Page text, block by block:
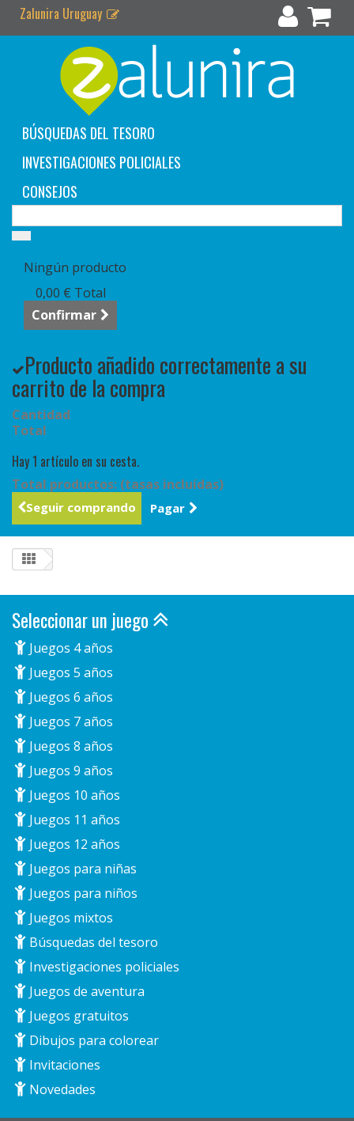
Zalunira Uruguay
BÚSQUEDAS DEL TESORO
INVESTIGACIONES POLICIALES
CONSEJOS
Ningún producto
0,00 € Total
Confirmar
Producto añadido correctamente a su
carrito de la compra
Cantidad
Total
Hay 1 artículo en su cesta.
Total productos: (tasas incluídas)
Seguir comprando Pagar
Seleccionar un juego
Juegos 4 años
Juegos 5 años
Juegos 6 años
Juegos 7 años
Juegos 8 años
Juegos 9 años
Juegos 10 años
Juegos 11 años
Juegos 12 años
Juegos para niñas
Juegos para niños
Juegos mixtos
Búsquedas del tesoro
Investigaciones policiales
Juegos de aventura
Juegos gratuitos
Dibujos para colorear
Invitaciones
Novedades